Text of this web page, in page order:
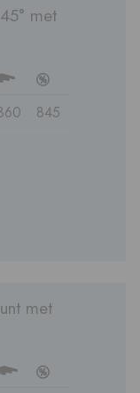
met
c
845
met
3 c